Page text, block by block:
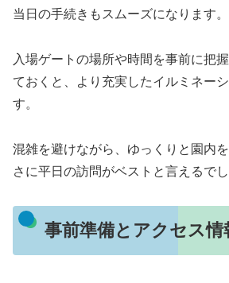
当日の手続きもスムーズになります。
入場ゲートの場所や時間を事前に把
ておくと、より充実したイルミネー
す。
混雑を避けながら、ゆっくりと園内
さに平日の訪問がベストと言えるでし
事前準備とアクセス情